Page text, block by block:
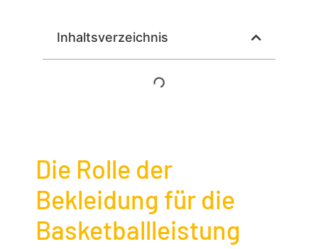
Inhaltsverzeichnis
Die Rolle der
Bekleidung für die
Basketballleistung